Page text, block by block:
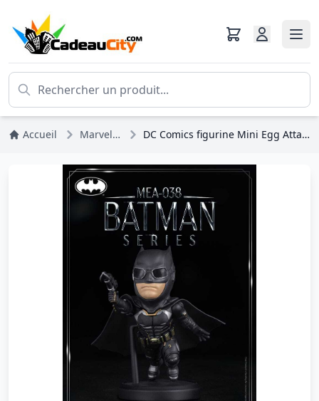
Accueil Marvel DC Comics DC Comics figurine Mini Egg Attack Justice League Batman 8 cm